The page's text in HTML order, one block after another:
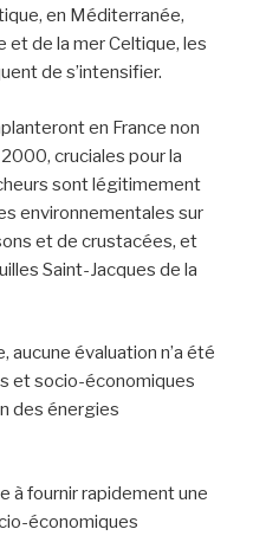
en Méditerranée,
et de la mer Celtique, les
de s’intensifier.
en France non
cruciales pour la
sont légitimement
environnementales sur
et de crustacées, et
Saint-Jacques de la
aucune évaluation n’a été
et socio-économiques
des énergies
à fournir rapidement une
économiques